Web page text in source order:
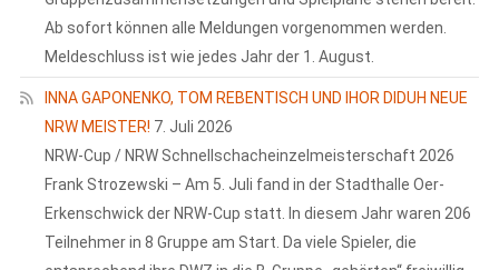
Ab sofort können alle Meldungen vorgenommen werden.
Meldeschluss ist wie jedes Jahr der 1. August.
INNA GAPONENKO, TOM REBENTISCH UND IHOR DIDUH NEUE
NRW MEISTER! 7. Juli 2026
NRW-Cup / NRW Schnellschacheinzelmeisterschaft 2026
Frank Strozewski – Am 5. Juli fand in der Stadthalle Oer-
Erkenschwick der NRW-Cup statt. In diesem Jahr waren 206
Teilnehmer in 8 Gruppe am Start. Da viele Spieler, die